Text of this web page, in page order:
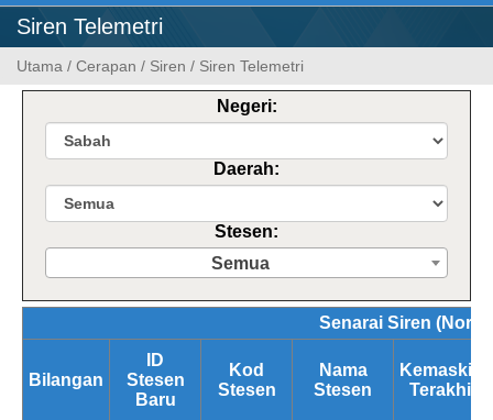
Siren Telemetri
Utama / Cerapan / Siren / Siren Telemetri
Negeri:
Daerah:
Stesen:
Semua
Senarai Siren
Bilangan
ID
Stesen
Baru
Kod
Stesen
Nama
Stesen
Kemaskini
Terakhir